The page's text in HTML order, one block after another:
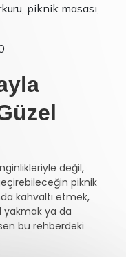
piknik masası,
değil,
piknik
kahvaltı etmek,
yakmak ya da
bu rehberdeki